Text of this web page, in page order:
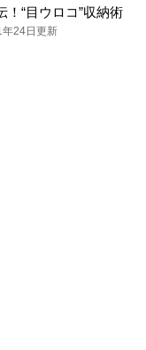
！“目ウロコ”収納術
24日更新